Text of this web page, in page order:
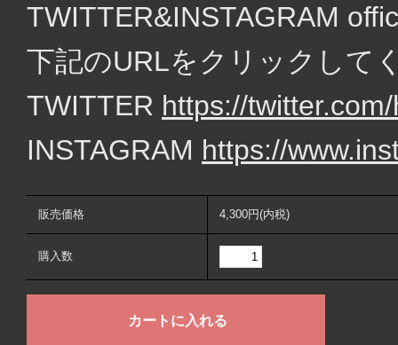
TWITTER&INSTAGRAM
下記のURLをクリックして
TWITTER https://
INSTAGRAM https://
販売価格 4,300円(内税)
購入数